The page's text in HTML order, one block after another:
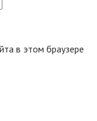
в этом браузере